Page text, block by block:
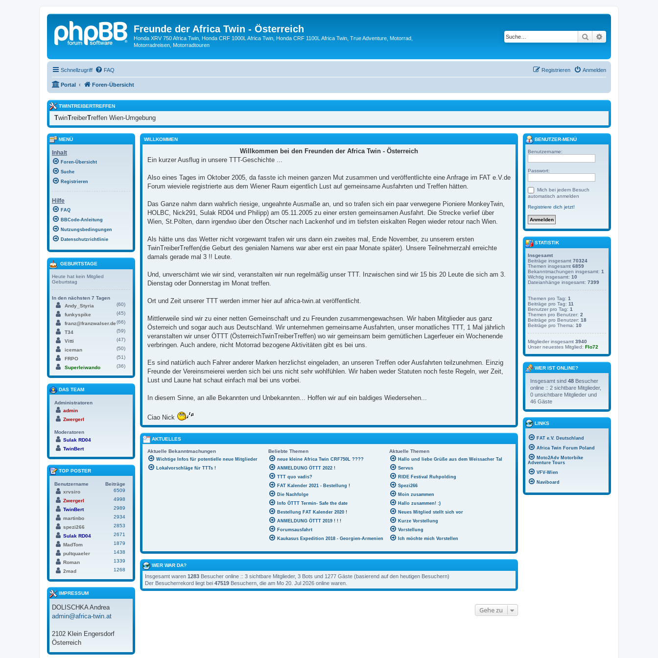
Freunde der Africa Twin - Österreich
Honda XRV 750 Africa Twin, Honda CRF 1000L Africa Twin, Honda CRF 1100L Africa Twin, True Adventure, Motorrad,
Motorradreisen, Motorradtouren
Suche
Schnellzugriff FAQ Anmelden
Registrieren
Portal Foren-Übersicht
TWINTREIBERTREFFEN
TwinTreiberTreffen Wien-Umgebung
WILLKOMMEN
Willkommen bei den Freunden der Africa Twin - Österreich
Ein kurzer Ausflug in unsere TTT-Geschichte ...
Also eines Tages im Oktober 2005, da fasste ich meinen ganzen Mut zusammen und veröffentlichte eine Anfrage im FAT e.V.de
Forum wieviele registrierte aus dem Wiener Raum eigentlich Lust auf gemeinsame Ausfahrten und Treffen hätten.
Das Ganze nahm dann wahrlich riesige, ungeahnte Ausmaße an, und so trafen sich ein paar verwegene Pioniere MonkeyTwin,
HOLBC, Nick291, Sulak RD04 und Philipp) am 05.11.2005 zu einer ersten gemeinsamen Ausfahrt. Die Strecke verlief über
Wien, St.Pölten, dann irgendwo über den Ötscher nach Lackenhof und im tiefsten eiskalten Regen wieder retour nach Wien.
Als hätte uns das Wetter nicht vorgewarnt trafen wir uns dann ein zweites mal, Ende November, zu unserem ersten
TwinTreiberTreffen(die Geburt des genialen Namens war aber erst ein paar Monate später). Unsere Teilnehmerzahl erreichte
damals gerade mal 3 !! Leute.
Und, unverschämt wie wir sind, veranstalten wir nun regelmäßig unser TTT. Inzwischen sind wir 15 bis 20 Leute die sich am 3.
Dienstag oder Donnerstag im Monat treffen.
Ort und Zeit unserer TTT werden immer hier auf africa-twin.at veröffentlicht.
Mittlerweile sind wir zu einer netten Gemeinschaft und zu Freunden zusammengewachsen. Wir haben Mitglieder aus ganz
Österreich und sogar auch aus Deutschland. Wir unternehmen gemeinsame Ausfahrten, unser monatliches TTT, 1 Mal jährlich
veranstalten wir unser ÖTTT (ÖsterreichTwinTreiberTreffen) wo wir gemeinsam beim gemütlichen Lagerfeuer ein Wochenende
verbringen. Auch andere, nicht Motorrad bezogene Aktivitäten gibt es bei uns.
Es sind natürlich auch Fahrer anderer Marken herzlichst eingeladen, an unseren Treffen oder Ausfahrten teilzunehmen. Einzig
Freunde der Vereinsmeierei werden sich bei uns nicht sehr wohlfühlen. Wir haben weder Statuten noch feste Regeln, wer Zeit,
Lust und Laune hat schaut einfach mal bei uns vorbei.
In diesem Sinne, an alle Bekannten und Unbekannten... Hoffen wir auf ein baldiges Wiedersehen...
Ciao Nick
AKTUELLES
Aktuelle Bekanntmachungen Beliebte Themen Aktuelle Themen
Wichtige Infos für potentielle neue Mitglieder
Lokalvorschläge für TTTs !
neue kleine Africa Twin CRF750L ????
ANMELDUNG ÖTTT 2022 !
TTT quo vadis?
FAT Kalender 2021 - Bestellung !
Die Nachfolge
Info ÖTTT Termin- Safe the date
Bestellung FAT Kalender 2020 !
ANMELDUNG ÖTTT 2019 ! ! !
Forumsausfahrt
Kaukasus Expedition 2018 - Georgien-Armenien
Hallo und liebe Grüße aus dem Weissacher Tal
Servus
RIDE Festival Ruhpolding
Spezi266
Moin zusammen
Hallo zusammen! :)
Neues Mitglied stellt sich vor
Kurze Vorstellung
Vorstellung
Ich möchte mich Vorstellen
WER WAR DA?
Insgesamt waren 1283 Besucher online :: 3 sichtbare Mitglieder, 3 Bots und 1277 Gäste (basierend auf den heutigen Besuchern)
Der Besucherrekord liegt bei 47519 Besuchern, die am Mo 20. Jul 2026 online waren.
Gehe zu
MENÜ
Inhalt
Foren-Übersicht
Suche
Registrieren
Hilfe
FAQ
BBCode-Anleitung
Nutzungsbedingungen
Datenschutzrichtlinie
GEBURTSTAGE
Heute hat kein Mitglied
Geburtstag
In den nächsten 7 Tagen
Andy_Styria
(60)
funkyspike
(45)
franz@franzwalser.de(66)
T34
(59)
Vitti
(47)
iceman
(50)
FRPO
(51)
Superleiwando
(36)
DAS TEAM
Administratoren
admin
Zwergerl
Moderatoren
Sulak RD04
TwinBert
TOP POSTER
Benutzername
Beiträge
xrvsiro
6509
Zwergerl
4998
TwinBert
2989
martinbo
2934
spezi266
2853
Sulak RD04
2671
MadTom
1879
pultquaeler
1438
Roman
1339
2mad
1268
IMPRESSUM
DOLISCHKA Andrea
admin@africa-twin.at
2102 Klein Engersdorf
Österreich
BENUTZER-MENÜ
Benutzername:
Passwort:
Mich bei jedem Besuch
automatisch anmelden
Registriere dich jetzt!
STATISTIK
Insgesamt
Beiträge insgesamt 70324
Themen insgesamt 6859
Bekanntmachungen insgesamt: 1
Wichtig insgesamt: 10
Dateianhänge insgesamt: 7399
Themen pro Tag: 1
Beiträge pro Tag: 11
Benutzer pro Tag: 1
Themen pro Benutzer: 2
Beiträge pro Benutzer: 18
Beiträge pro Thema: 10
Mitglieder insgesamt 3940
Unser neuestes Mitglied: Flo72
WER IST ONLINE?
Insgesamt sind 48 Besucher
online :: 2 sichtbare Mitglieder,
0 unsichtbare Mitglieder und
46 Gäste
LINKS
FAT e.V. Deutschland
Africa Twin Forum Poland
Moto2Adv Motorbike
Adventure Tours
VFV-Wien
Naviboard